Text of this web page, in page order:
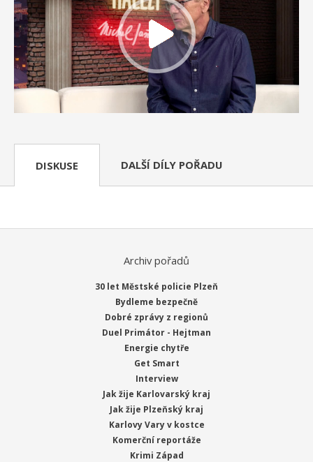
DISKUSE DALŠÍ DÍLY POŘADU
Archiv pořadů
30 let Městské policie Plzeň
Bydleme bezpečně
Dobré zprávy z regionů
Duel Primátor - Hejtman
Energie chytře
Get Smart
Interview
Jak žije Karlovarský kraj
Jak žije Plzeňský kraj
Karlovy Vary v kostce
Komerční reportáže
Krimi Západ